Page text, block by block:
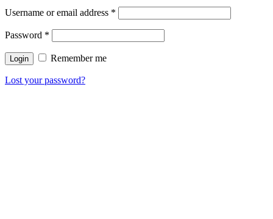
Username or email address *
Password *
Remember me
Lost your password?